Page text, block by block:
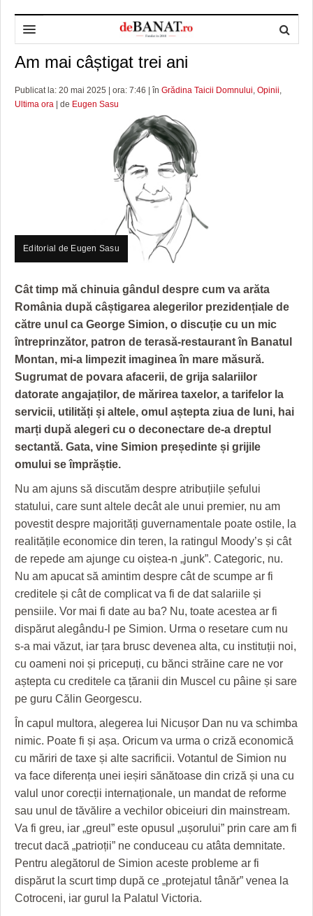
HOME
DESPRE NOI
POLITICA DE COOKIES
POLITICA DE CONFIDENȚIALITATE
ADMINISTRAȚIE
CONSILIUL JUDEŢEAN TIMIŞ
PREFECTURA TIMIŞ
POLI TIMISOARA
FOTBAL JUDETEAN
DOSARELE DEBANAT
ETICA LUCIDITĂȚII ASISTATE
ZÂMBETE AMARE
GRĂDINA TAICII DOMNULUI
ZIARISTU’ DE TERASĂ
CU OIŞTEA-N KIERKEGAARD
FINANŢĂRI DE LA A LA Z
PE SURSE
TIMP LIBER ȘI CULTURĂ
ULTRAMARIN VA RECOMANDA
CULTURA
CRONICĂ DE FILM
UNDE MERGEM
FILME DOCUMENTARE
CLIPURI VIDEO
JOCURI ONLINE
MAI MULTE
ACCIDENTE
ANUNŢURI
INFO SI UTILE
CULTURA
INVATAMANT
JUSTITIE
FILME DOCUMENTARE
CLIPURI VIDEO
JOCURI ONLINE
DIVERSE
FARMACII DIN TIMIŞOARA
HARTA TIMIŞOAREI
LICEE, ŞCOLI ŞI GRĂDINIŢE DIN TIMIŞ
PRIMĂRIILE DIN TIMIŞ
SFATUL MEDICULUI
SFATURI JURIDICE
Am mai câștigat trei ani
Publicat la: 20 mai 2025 | ora: 7:46 | în Grădina Taicii Domnului, Opinii,
Ultima ora | de Eugen Sasu
Editorial de Eugen Sasu
Cât timp mă chinuia gândul despre cum va arăta
România după câștigarea alegerilor prezidențiale de
către unul ca George Simion, o discuție cu un mic
întreprinzător, patron de terasă-restaurant în Banatul
Montan, mi-a limpezit imaginea în mare măsură.
Sugrumat de povara afacerii, de grija salariilor
datorate angajaților, de mărirea taxelor, a tarifelor la
servicii, utilități și altele, omul aștepta ziua de luni, hai
marți după alegeri cu o deconectare de-a dreptul
sectantă. Gata, vine Simion președinte și grijile
omului se împrăștie.
Nu am ajuns să discutăm despre atribuțiile șefului
statului, care sunt altele decât ale unui premier, nu am
povestit despre majorități guvernamentale poate ostile, la
realitățile economice din teren, la ratingul Moody’s și cât
de repede am ajunge cu oiștea-n „junk”. Categoric, nu.
Nu am apucat să amintim despre cât de scumpe ar fi
creditele și cât de complicat va fi de dat salariile și
pensiile. Vor mai fi date au ba? Nu, toate acestea ar fi
dispărut alegându-l pe Simion. Urma o resetare cum nu
s-a mai văzut, iar țara brusc devenea alta, cu instituții noi,
cu oameni noi și pricepuți, cu bănci străine care ne vor
aștepta cu creditele ca țăranii din Muscel cu pâine și sare
pe guru Călin Georgescu.
În capul multora, alegerea lui Nicușor Dan nu va schimba
nimic. Poate fi și așa. Oricum va urma o criză economică
cu măriri de taxe și alte sacrificii. Votantul de Simion nu
va face diferența unei ieșiri sănătoase din criză și una cu
valul unor corecții internaționale, un mandat de reforme
sau unul de tăvălire a vechilor obiceiuri din mainstream.
Va fi greu, iar „greul” este opusul „ușorului” prin care am fi
trecut dacă „patrioții” ne conduceau cu atâta demnitate.
Pentru alegătorul de Simion aceste probleme ar fi
dispărut la scurt timp după ce „protejatul tânăr” venea la
Cotroceni, iar gurul la Palatul Victoria.